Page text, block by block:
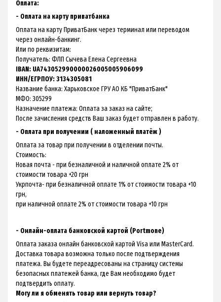
Оплата:
- Оплата на карту приватбанка
Оплата на карту ПриватБанк через терминал или переводом
через онлайн-банкинг.
Или по реквизитам:
Получатель: ФЛП Сычева Елена Сергеевна
IBAN: UA743052990000026005005906099
ИНН/ЕГРПОУ: 3134305081
Название банка: Харьковское ГРУ АО КБ "ПриватБанк"
МФО: 305299
Назначение платежа: Оплата за заказ на сайте;
После зачисления средств Ваш заказ будет отправлен в работу.
- Оплата при получении ( наложенный платёж )
Оплата за товар при получении в отделении почты.
Стоимость:
Новая почта - при безналичной и наличной оплате 2% от
стоимости товара +20 грн
Укрпочта- при безналичной оплате 1% от стоимости товара +10
грн,
при наличной оплате 2% от стоимости товара +10 грн
- Онлайн-оплата банковской картой (Portmone)
Оплата заказа онлайн банковской картой Visa или MasterCard.
Доставка товара возможна только после подтверждения
платежа. Вы будете переадресованы на страницу системы
безопасных платежей банка, где Вам необходимо будет
подтвердить оплату.
Могу ли я обменять товар или вернуть товар?